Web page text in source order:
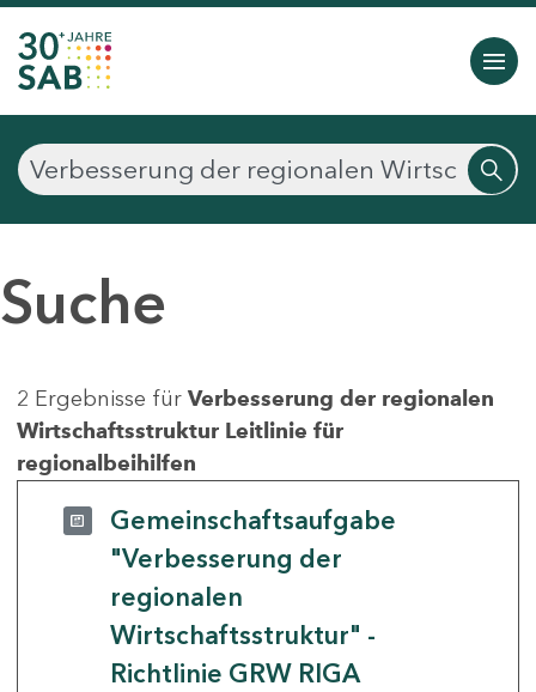
Suche
2 Ergebnisse für Verbesserung der regionalen
Wirtschaftsstruktur Leitlinie für
regionalbeihilfen
Gemeinschaftsaufgabe
"Verbesserung der
regionalen
Wirtschaftsstruktur" -
Richtlinie GRW RIGA